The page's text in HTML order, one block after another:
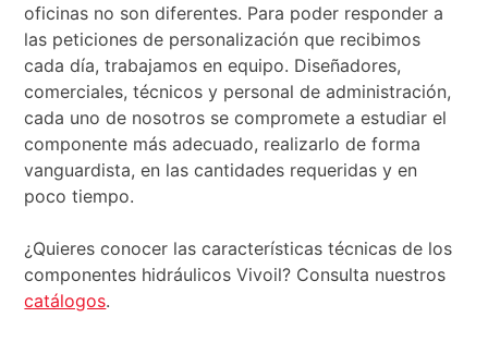
oficinas no son diferentes. Para poder responder a
las peticiones de personalización que recibimos
cada día, trabajamos en equipo. Diseñadores,
comerciales, técnicos y personal de administración,
cada uno de nosotros se compromete a estudiar el
componente más adecuado, realizarlo de forma
vanguardista, en las cantidades requeridas y en
poco tiempo.
¿Quieres conocer las características técnicas de los
componentes hidráulicos Vivoil? Consulta nuestros
catálogos.